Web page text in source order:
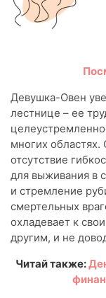
Девушка-Овен
лестнице – ее
многих областях.
отсутствие
для выживания в
и стремление
смертельных
охладевает к
другим, и не
Читай также: